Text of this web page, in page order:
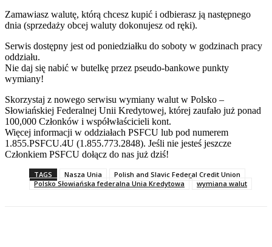
Zamawiasz walutę, którą chcesz kupić i odbierasz ją następnego
dnia (sprzedaży obcej waluty dokonujesz od ręki).
Serwis dostępny jest od poniedziałku do soboty w godzinach pracy
oddziału.
Nie daj się nabić w butelkę przez pseudo-bankowe punkty
wymiany!
Skorzystaj z nowego serwisu wymiany walut w Polsko –
Słowiańskiej Federalnej Unii Kredytowej, której zaufało już ponad
100,000 Członków i współwłaścicieli kont.
Więcej informacji w oddziałach PSFCU lub pod numerem
1.855.PSFCU.4U (1.855.773.2848). Jeśli nie jesteś jeszcze
Członkiem PSFCU dołącz do nas już dziś!
TAGS Nasza Unia
Polish and Slavic Federal Credit Union
Polsko Słowiańska federalna Unia Kredytowa
wymiana walut